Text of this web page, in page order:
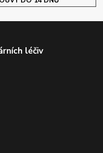
léčiv